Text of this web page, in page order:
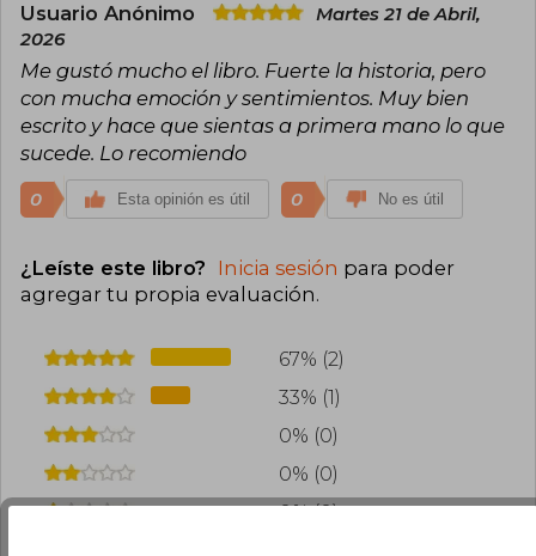
Usuario Anónimo
Martes 21 de Abril,
2026
Me gustó mucho el libro. Fuerte la historia, pero
con mucha emoción y sentimientos. Muy bien
escrito y hace que sientas a primera mano lo que
sucede. Lo recomiendo
0 Esta opinión es útil 0 No es útil
¿Leíste este libro? Inicia sesión para poder
agregar tu propia evaluación.
67% (2)
33% (1)
0% (0)
0% (0)
0% (0)